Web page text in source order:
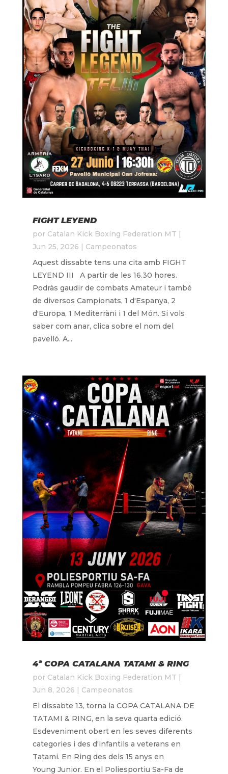
FIGHT LEYEND
por Catalan Kick Boxing Federation MT |
Jun 25, 2026 | Campeonatos
Aquest dissabte tens una cita amb FIGHT
LEYEND III A partir de les 16.30 hores.
Podràs gaudir de combats Amateur i també
de diversos Campionats, 1 d'Espanya, 2
d'Europa, 1 Mediterràni i 1 del Món. Si vols
saber com anar, clica sobre el nom del
pavelló. A...
4ª COPA CATALANA TATAMI & RING
por Catalan Kick Boxing Federation MT |
Jun 8, 2026 | Campeonatos
El dissabte 13, torna la COPA CATALANA DE
TATAMI & RING, en la seva quarta edició.
Esdeveniment obert en les seves diferents
categories i des d'infantils a veterans en
Tatami. En Ring des dels 15 anys en
Young Junior. En el Poliesportiu Sa-Fa de